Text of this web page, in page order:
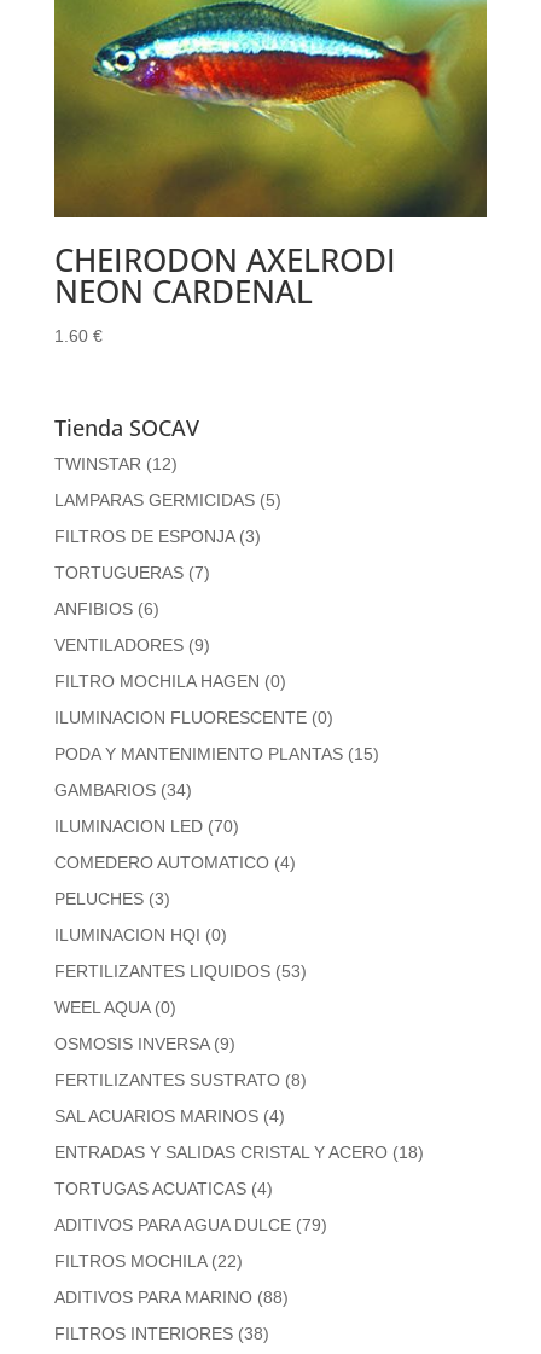
CHEIRODON AXELRODI
NEON CARDENAL
1.60 €
Tienda SOCAV
TWINSTAR (12)
LAMPARAS GERMICIDAS (5)
FILTROS DE ESPONJA (3)
TORTUGUERAS (7)
ANFIBIOS (6)
VENTILADORES (9)
FILTRO MOCHILA HAGEN (0)
ILUMINACION FLUORESCENTE (0)
PODA Y MANTENIMIENTO PLANTAS (15)
GAMBARIOS (34)
ILUMINACION LED (70)
COMEDERO AUTOMATICO (4)
PELUCHES (3)
ILUMINACION HQI (0)
FERTILIZANTES LIQUIDOS (53)
WEEL AQUA (0)
OSMOSIS INVERSA (9)
FERTILIZANTES SUSTRATO (8)
SAL ACUARIOS MARINOS (4)
ENTRADAS Y SALIDAS CRISTAL Y ACERO (18)
TORTUGAS ACUATICAS (4)
ADITIVOS PARA AGUA DULCE (79)
FILTROS MOCHILA (22)
ADITIVOS PARA MARINO (88)
FILTROS INTERIORES (38)